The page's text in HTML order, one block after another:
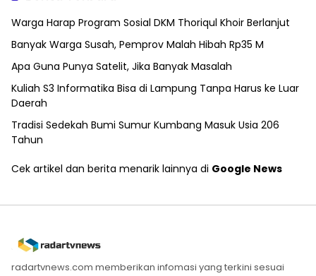
Warga Harap Program Sosial DKM Thoriqul Khoir Berlanjut
Banyak Warga Susah, Pemprov Malah Hibah Rp35 M
Apa Guna Punya Satelit, Jika Banyak Masalah
Kuliah S3 Informatika Bisa di Lampung Tanpa Harus ke Luar
Daerah
Tradisi Sedekah Bumi Sumur Kumbang Masuk Usia 206
Tahun
Cek artikel dan berita menarik lainnya di Google News
radartvnews.com memberikan infomasi yang terkini sesuai